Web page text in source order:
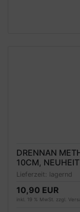
DRENNAN
10CM,
Lieferzeit: lagernd
10,90 EUR
inkl. 19 % MwSt. zzgl.